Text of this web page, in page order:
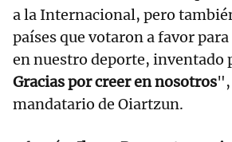
a la Internacional, pero
países que votaron a favor
en nuestro deporte, inventado
Gracias por creer en nosotros
mandatario de Oiartzun.